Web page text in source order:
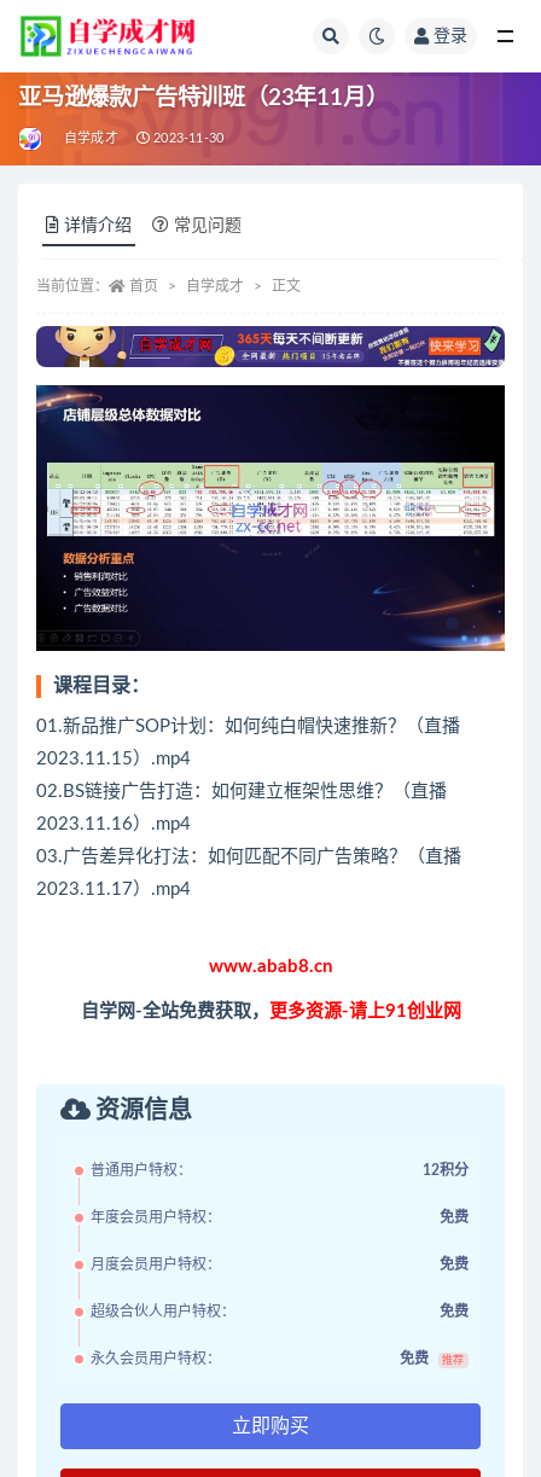
登录
亚马逊爆款广告特训班（23年11月）
自学成才 2023-11-30
详情介绍 常见问题
当前位置： 首页 自学成才 正文
课程目录：
01.新品推广SOP计划：如何纯白帽快速推新？（直播
2023.11.15）.mp4
02.BS链接广告打造：如何建立框架性思维？（直播
2023.11.16）.mp4
03.广告差异化打法：如何匹配不同广告策略？（直播
2023.11.17）.mp4
www.abab8.cn
自学网-全站免费获取， 更多资源-请上91创业网
资源信息
普通用户特权： 12积分
年度会员用户特权： 免费
月度会员用户特权： 免费
超级合伙人用户特权： 免费
永久会员用户特权： 免费 推荐
立即购买